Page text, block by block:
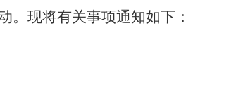
。现将有关事项通知如下：